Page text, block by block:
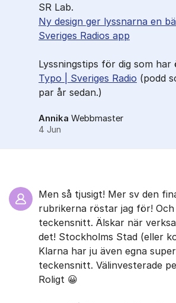
SR Lab.
Ny design ger lyssnarna en
Sveriges Radios app
Lyssningstips för dig som
Typo | Sveriges Radio (podd
par år sedan.)
Annika Webbmaster
4 Jun
Men så tjusigt! Mer sv den
rubrikerna röstar jag för!
teckensnitt. Älskar när
det! Stockholms Stad (eller
Klarna har ju även egna
teckensnitt. Välinvesterade
Roligt 😀